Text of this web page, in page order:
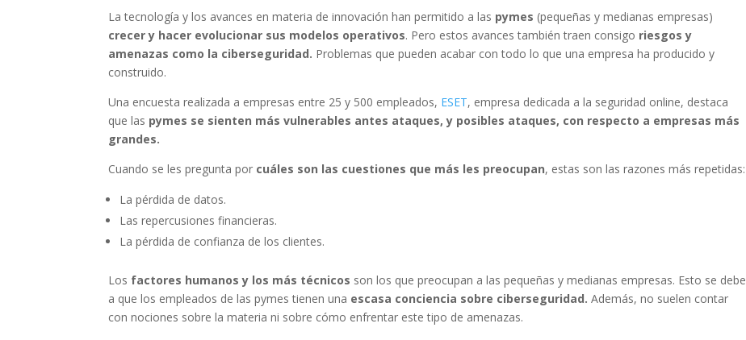
La tecnología y los avances en materia de innovación han permitido a las pymes (pequeñas y medianas empresas)
crecer y hacer evolucionar sus modelos operativos. Pero estos avances también traen consigo riesgos y
amenazas como la ciberseguridad. Problemas que pueden acabar con todo lo que una empresa ha producido y
construido.
Una encuesta realizada a empresas entre 25 y 500 empleados, ESET, empresa dedicada a la seguridad online, destaca
que las pymes se sienten más vulnerables antes ataques, y posibles ataques, con respecto a empresas más
grandes.
Cuando se les pregunta por cuáles son las cuestiones que más les preocupan, estas son las razones más repetidas:
La pérdida de datos.
Las repercusiones financieras.
La pérdida de confianza de los clientes.
Los factores humanos y los más técnicos son los que preocupan a las pequeñas y medianas empresas. Esto se debe
a que los empleados de las pymes tienen una escasa conciencia sobre ciberseguridad. Además, no suelen contar
con nociones sobre la materia ni sobre cómo enfrentar este tipo de amenazas.